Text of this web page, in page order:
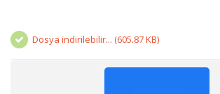
Dosya indirilebilir... (605.87 KB)